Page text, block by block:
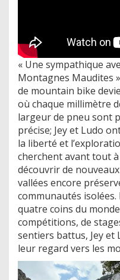
« Une sympathique
Montagnes Maudites
de mountain bike
où chaque millimètre
largeur de pneu sont
précise; Jey et Ludo
la liberté et
cherchent avant tout
découvrir de
vallées encore
communautés
quatre coins du
compétitions, de
sentiers battus, Jey
leur regard vers les